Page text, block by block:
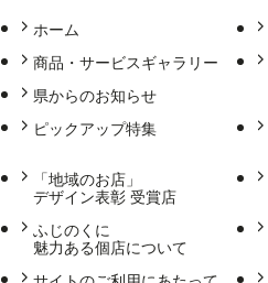
ホーム
商品・サービスギャラリー
県からのお知らせ
ピックアップ特集
「地域のお店」
デザイン表彰 受賞店
ふじのくに
魅力ある個店について